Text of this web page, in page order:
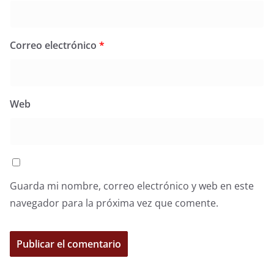
Correo electrónico *
Web
Guarda mi nombre, correo electrónico y web en este
navegador para la próxima vez que comente.